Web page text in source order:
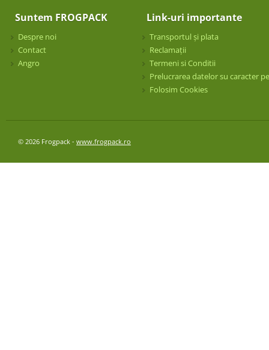
Suntem FROGPACK
Despre noi
Contact
Angro
Link-uri importante
Transportul și plata
Reclamații
Termeni si Conditii
Prelucrarea datelor su caracter
Folosim Cookies
© 2026 Frogpack - www.frogpack.ro